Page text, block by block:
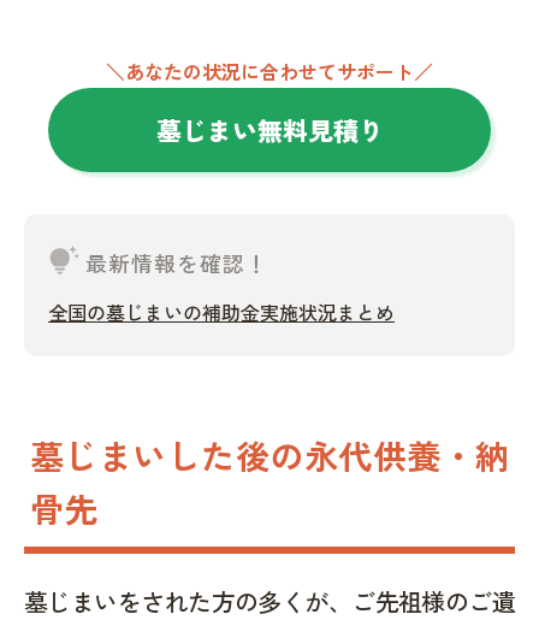
＼あなたの状況に合わせてサポート／
墓じまい無料見積り
tips_and_updates 最新情報を確認！
全国の墓じまいの補助金実施状況まとめ
墓じまいした後の永代供養・納
骨先
墓じまいをされた方の多くが、ご先祖様のご遺